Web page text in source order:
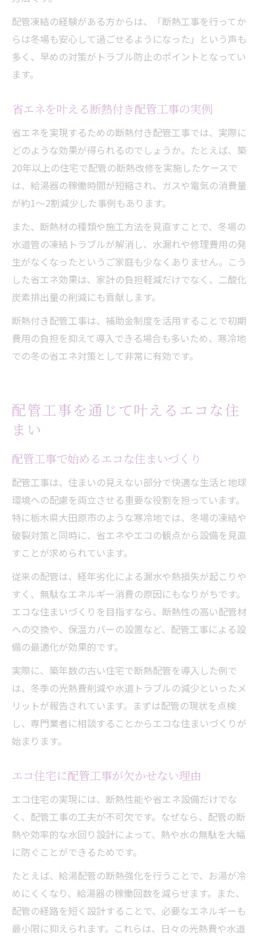
配管凍結の経験がある方からは、「断熱工事を行ってか
らは冬場も安心して過ごせるようになった」という声も
多く、早めの対策がトラブル防止のポイントとなってい
ます。
省エネを叶える断熱付き配管工事の実例
省エネを実現するための断熱付き配管工事では、実際に
どのような効果が得られるのでしょうか。たとえば、築
20年以上の住宅で配管の断熱改修を実施したケースで
は、給湯器の稼働時間が短縮され、ガスや電気の消費量
が約1～2割減少した事例もあります。
また、断熱材の種類や施工方法を見直すことで、冬場の
水道管の凍結トラブルが解消し、水漏れや修理費用の発
生がなくなったというご家庭も少なくありません。こう
した省エネ効果は、家計の負担軽減だけでなく、二酸化
炭素排出量の削減にも貢献します。
断熱付き配管工事は、補助金制度を活用することで初期
費用の負担を抑えて導入できる場合も多いため、寒冷地
での冬の省エネ対策として非常に有効です。
配管工事を通じて叶えるエコな住
まい
配管工事で始めるエコな住まいづくり
配管工事は、住まいの見えない部分で快適な生活と地球
環境への配慮を両立させる重要な役割を担っています。
特に栃木県大田原市のような寒冷地では、冬場の凍結や
破裂対策と同時に、省エネやエコの観点から設備を見直
すことが求められています。
従来の配管は、経年劣化による漏水や熱損失が起こりや
すく、無駄なエネルギー消費の原因にもなりがちです。
エコな住まいづくりを目指すなら、断熱性の高い配管材
への交換や、保温カバーの設置など、配管工事による設
備の最適化が効果的です。
実際に、築年数の古い住宅で断熱配管を導入した例で
は、冬季の光熱費削減や水道トラブルの減少といったメ
リットが報告されています。まずは配管の現状を点検
し、専門業者に相談することからエコな住まいづくりが
始まります。
エコ住宅に配管工事が欠かせない理由
エコ住宅の実現には、断熱性能や省エネ設備だけでな
く、配管工事の工夫が不可欠です。なぜなら、配管の断
熱や効率的な水回り設計によって、熱や水の無駄を大幅
に防ぐことができるためです。
たとえば、給湯配管の断熱強化を行うことで、お湯が冷
めにくくなり、給湯器の稼働回数を減らせます。また、
配管の経路を短く設計することで、必要なエネルギーも
最小限に抑えられます。これらは、日々の光熱費や水道